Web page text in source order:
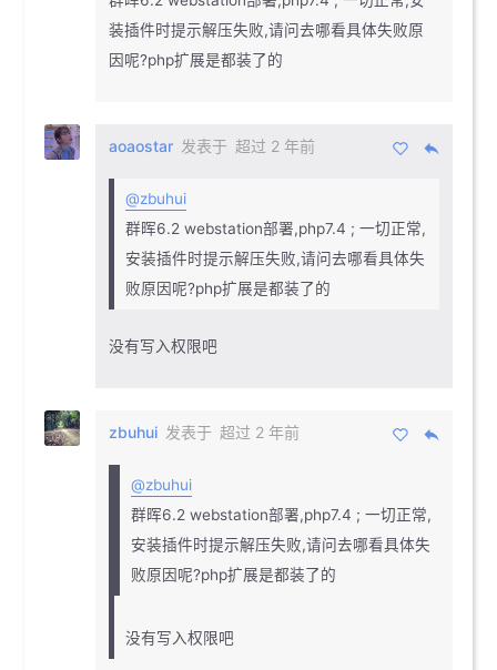
装插件时提示解压失败,请问去哪看具体失败原
因呢?php扩展是都装了的
aoaostar 发表于 超过 2 年前
@zbuhui
群晖6.2 webstation部署,php7.4 ; 一切正常,
安装插件时提示解压失败,请问去哪看具体失
败原因呢?php扩展是都装了的
没有写入权限吧
zbuhui 发表于 超过 2 年前
@zbuhui
群晖6.2 webstation部署,php7.4 ; 一切正常,
安装插件时提示解压失败,请问去哪看具体失
败原因呢?php扩展是都装了的
没有写入权限吧